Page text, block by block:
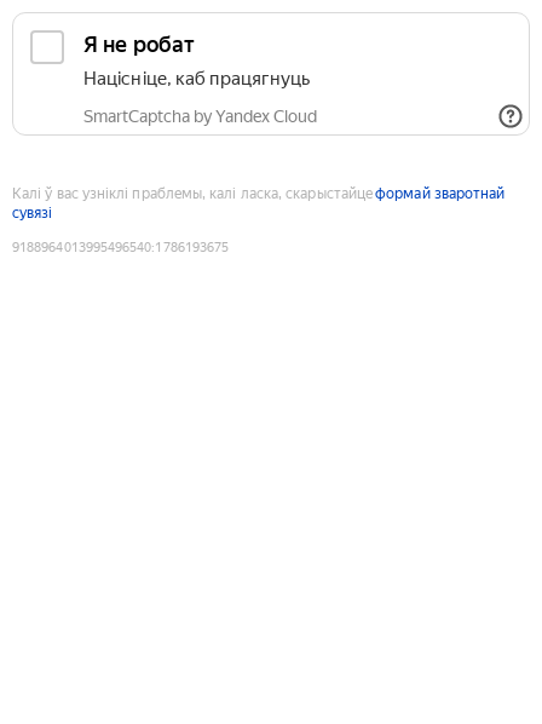
Я не робат
Націсніце, каб працягнуць
SmartCaptcha by Yandex Cloud
Калі ў вас узніклі праблемы, калі ласка, скарыстайцеформай зваротнай
сувязі
9188964013995496540:1786193675